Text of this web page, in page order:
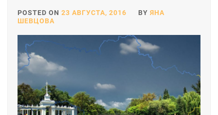
POSTED ON 23 АВГУСТА, 2016 BY ЯНА
ШЕВЦОВА